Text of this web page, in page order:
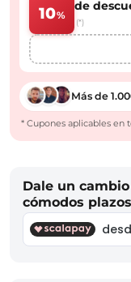
10%
de
(*)
Más de
* Cupones aplicables en
Dale un
cómodos plazos